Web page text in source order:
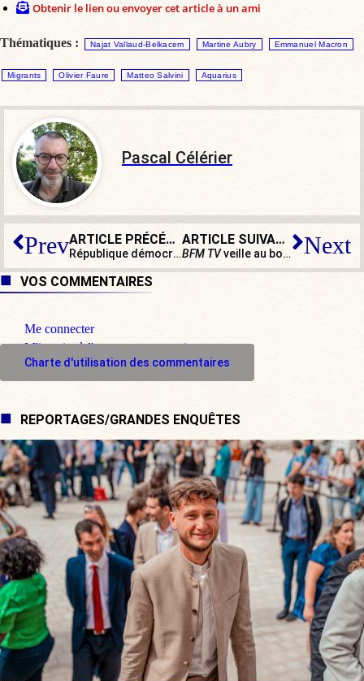
Obtenir le lien ou envoyer cet article à un ami
Thématiques : Najat Vallaud-Belkacem Martine Aubry Emmanuel Macron
Migrants Olivier Faure Matteo Salvini Aquarius
Pascal Célérier
Prev ARTICLE PRÉCÉDENT
République démocratique du Congo : le dessous des cartes
ARTICLE SUIVANT
BFM TVveille au bon déroulement des vacances du couple Macron Next
VOS COMMENTAIRES
Me connecter
M'inscrire à l'espace commentaire
Charte d'utilisation des commentaires
REPORTAGES/GRANDES ENQUÊTES